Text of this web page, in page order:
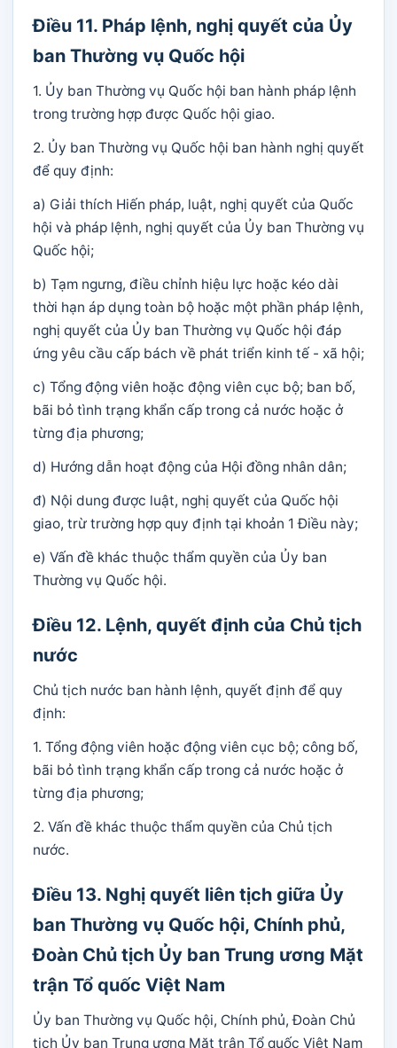
Điều 11. Pháp lệnh, nghị quyết của Ủy
ban Thường vụ Quốc hội
1. Ủy ban Thường vụ Quốc hội ban hành pháp lệnh
trong trường hợp được Quốc hội giao.
2. Ủy ban Thường vụ Quốc hội ban hành nghị quyết
để quy định:
a) Giải thích Hiến pháp, luật, nghị quyết của Quốc
hội và pháp lệnh, nghị quyết của Ủy ban Thường vụ
Quốc hội;
b) Tạm ngưng, điều chỉnh hiệu lực hoặc kéo dài
thời hạn áp dụng toàn bộ hoặc một phần pháp lệnh,
nghị quyết của Ủy ban Thường vụ Quốc hội đáp
ứng yêu cầu cấp bách về phát triển kinh tế - xã hội;
c) Tổng động viên hoặc động viên cục bộ; ban bố,
bãi bỏ tình trạng khẩn cấp trong cả nước hoặc ở
từng địa phương;
d) Hướng dẫn hoạt động của Hội đồng nhân dân;
đ) Nội dung được luật, nghị quyết của Quốc hội
giao, trừ trường hợp quy định tại khoản 1 Điều này;
e) Vấn đề khác thuộc thẩm quyền của Ủy ban
Thường vụ Quốc hội.
Điều 12. Lệnh, quyết định của Chủ tịch
nước
Chủ tịch nước ban hành lệnh, quyết định để quy
định:
1. Tổng động viên hoặc động viên cục bộ; công bố,
bãi bỏ tình trạng khẩn cấp trong cả nước hoặc ở
từng địa phương;
2. Vấn đề khác thuộc thẩm quyền của Chủ tịch
nước.
Điều 13. Nghị quyết liên tịch giữa Ủy
ban Thường vụ Quốc hội, Chính phủ,
Đoàn Chủ tịch Ủy ban Trung ương Mặt
trận Tổ quốc Việt Nam
Ủy ban Thường vụ Quốc hội, Chính phủ, Đoàn Chủ
tịch Ủy ban Trung ương Mặt trận Tổ quốc Việt Nam